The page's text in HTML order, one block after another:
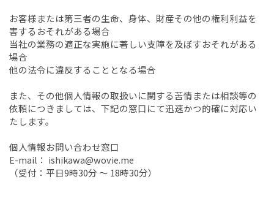
お客様または第三者の生命、身体、財産その他の権利利益を
害するおそれがある場合
当社の業務の適正な実施に著しい支障を及ぼすおそれがある
場合
他の法令に違反することとなる場合
また、その他個人情報の取扱いに関する苦情または相談等の
依頼につきましては、下記の窓口にて迅速かつ的確に対応い
たします。
個人情報お問い合わせ窓口
E-mail： ishikawa@wovie.me
（受付：平日9時30分 ～ 18時30分）